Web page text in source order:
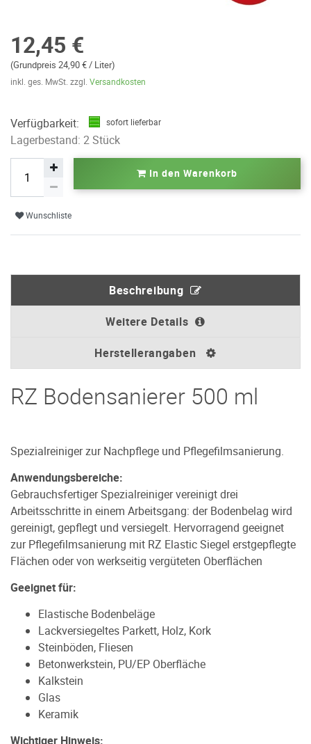
12,45 €
(Grundpreis 24,90 € / Liter)
inkl. ges. MwSt. zzgl. Versandkosten
Verfügbarkeit: sofort lieferbar
Lagerbestand: 2 Stück
In den Warenkorb
Wunschliste
Beschreibung
Weitere Details
Herstellerangaben
RZ Bodensanierer 500 ml
Spezialreiniger zur Nachpflege und Pflegefilmsanierung.
Anwendungsbereiche:
Gebrauchsfertiger Spezialreiniger vereinigt drei
Arbeitsschritte in einem Arbeitsgang: der Bodenbelag wird
gereinigt, gepflegt und versiegelt. Hervorragend geeignet
zur Pflegefilmsanierung mit RZ Elastic Siegel erstgepflegte
Flächen oder von werkseitig vergüteten Oberflächen
Geeignet für:
Elastische Bodenbeläge
Lackversiegeltes Parkett, Holz, Kork
Steinböden, Fliesen
Betonwerkstein, PU/EP Oberfläche
Kalkstein
Glas
Keramik
Wichtiger Hinweis: